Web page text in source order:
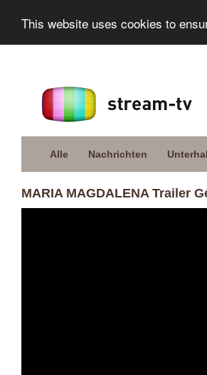
This website uses cookies to
Alle Nachrichten
MARIA MAGDALENA Trailer